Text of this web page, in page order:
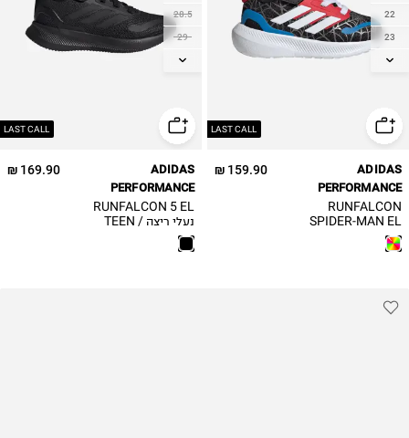
LAST CALL
22
23
23.5
25.5
26.5
159.90 ₪
ADIDAS
PERFORMANCE
RUNFALCON
SPIDER-MAN EL
LAST CALL
28.5
29
30
31.5
33
34
35
169.90 ₪
ADIDAS
PERFORMANCE
RUNFALCON 5 EL
נעלי ריצה / TEEN